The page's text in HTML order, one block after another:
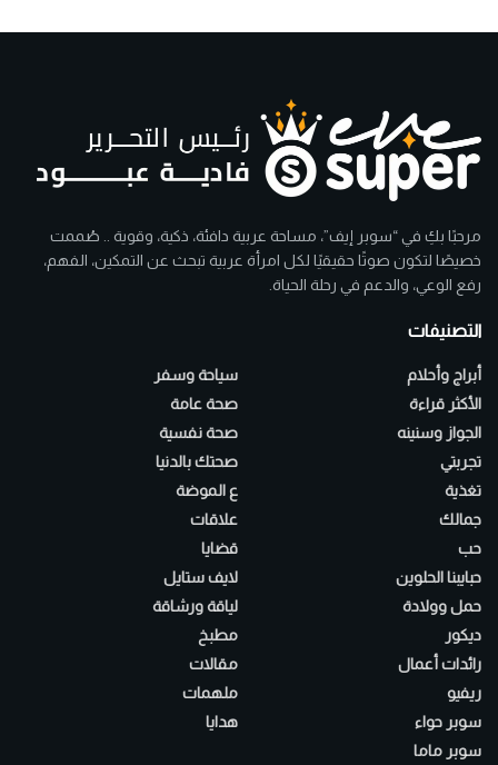
مرحبًا بكِ في “سوبر إيف”، مساحة عربية دافئة، ذكية، وقوية .. صُممت
خصيصًا لتكون صوتًا حقيقيًا لكل امرأة عربية تبحث عن التمكين، الفهم،
رفع الوعي، والدعم في رحلة الحياة.
التصنيفات
أبراج وأحلام
الأكثر قراءة
الجواز وسنينه
تجربتي
تغذية
جمالك
حب
حبايبنا الحلوين
حمل وولادة
ديكور
رائدات أعمال
ريفيو
سوبر حواء
سوبر ماما
سياحة وسفر
صحة عامة
صحة نفسية
صحتك بالدنيا
ع الموضة
علاقات
قضايا
لايف ستايل
لياقة ورشاقة
مطبخ
مقالات
ملهمات
هدايا